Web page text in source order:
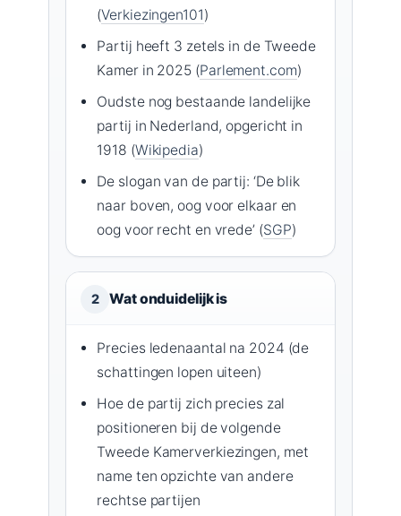
(Verkiezingen101)
Partij heeft 3 zetels in de Tweede
Kamer in 2025 (Parlement.com)
Oudste nog bestaande landelijke
partij in Nederland, opgericht in
1918 (Wikipedia)
De slogan van de partij: ‘De blik
naar boven, oog voor elkaar en
oog voor recht en vrede’ (SGP)
2 Wat onduidelijk is
Precies ledenaantal na 2024 (de
schattingen lopen uiteen)
Hoe de partij zich precies zal
positioneren bij de volgende
Tweede Kamerverkiezingen, met
name ten opzichte van andere
rechtse partijen